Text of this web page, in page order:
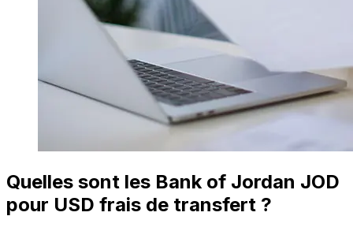
Quelles sont les Bank of Jordan JOD
pour USD frais de transfert ?